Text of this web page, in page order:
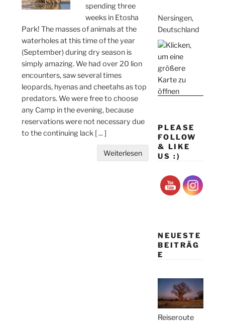
spending three
weeks in Etosha
Park! The masses of animals at the
waterholes at this time of the year
(September) during dry season is
simply amazing. We had over 20 lion
encounters, saw several times
leopards, hyenas and cheetahs as top
predators. We were free to choose
any Camp in the evening, because
reservations were not necessary due
to the continuing lack [ ... ]
Weiterlesen
Nersingen,
Deutschland
PLEASE
FOLLOW
& LIKE
US :)
NEUESTE
BEITRÄG
E
Reiseroute